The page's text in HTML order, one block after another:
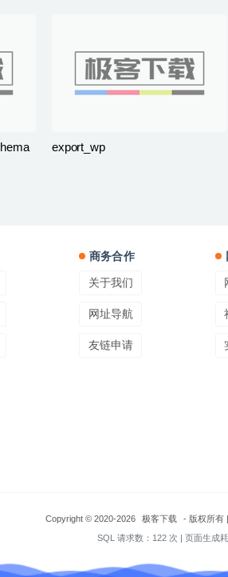
export_wp
商务合作
关于我们
网址导航
友链申请
Copyright © 2020-2026 极客下载 - 版权所有 |
SQL 请求数：122 次 | 页面生成